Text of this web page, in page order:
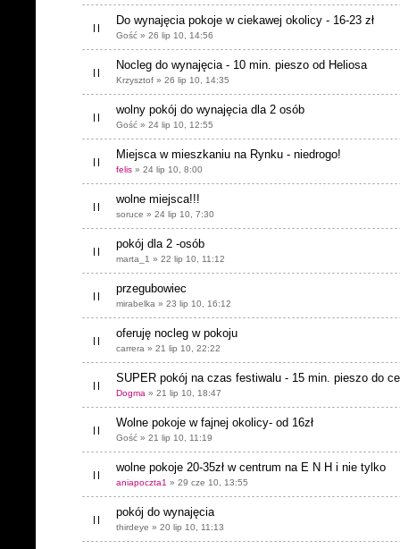
Do wynajęcia pokoje w ciekawej okolicy - 16-23 zł
Gość » 26 lip 10, 14:56
Nocleg do wynajęcia - 10 min. pieszo od Heliosa
Krzysztof » 26 lip 10, 14:35
wolny pokój do wynajęcia dla 2 osób
Gość » 24 lip 10, 12:55
Miejsca w mieszkaniu na Rynku - niedrogo!
felis » 24 lip 10, 8:00
wolne miejsca!!!
soruce » 24 lip 10, 7:30
pokój dla 2 -osób
marta_1 » 22 lip 10, 11:12
przegubowiec
mirabelka » 23 lip 10, 16:12
oferuję nocleg w pokoju
carrera » 21 lip 10, 22:22
SUPER pokój na czas festiwalu - 15 min. pieszo do
Dogma » 21 lip 10, 18:47
Wolne pokoje w fajnej okolicy- od 16zł
Gość » 21 lip 10, 11:19
wolne pokoje 20-35zł w centrum na E N H i nie tylko
aniapoczta1 » 29 cze 10, 13:55
pokój do wynajęcia
thirdeye » 20 lip 10, 11:13